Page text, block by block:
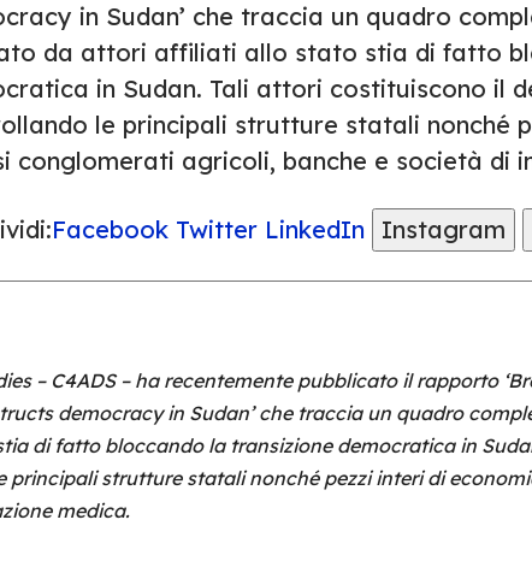
in Sudan’ che traccia un quadro
da attori affiliati allo stato stia di fatto
in Sudan. Tali attori costituiscono il
le principali strutture statali nonché
conglomerati agricoli, banche e società di
Facebook Twitter LinkedIn Instagram
– C4ADS – ha recentemente pubblicato il rapporto
democracy in Sudan’ che traccia un quadro
di fatto bloccando la transizione democratica in
principali strutture statali nonché pezzi interi di
medica.